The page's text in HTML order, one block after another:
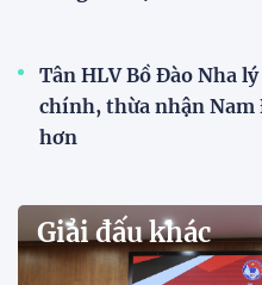
VCK U21 Quốc gia –
Quy tụ 12 đội bóng trẻ
Quốc gia – Cúp FPT Play
đua sôi động, đồng thời